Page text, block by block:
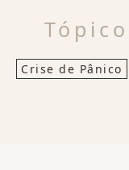
Crise de Pânico